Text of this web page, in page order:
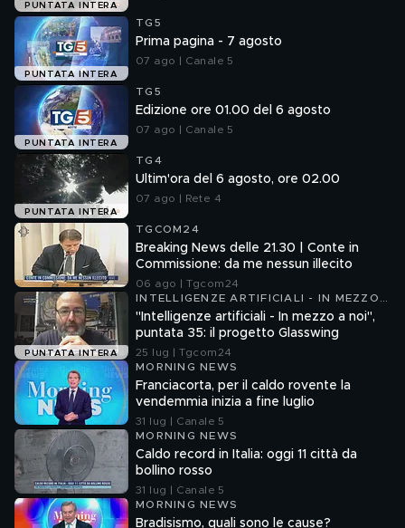
PUNTATA INTERA
PUNTATA INTERA
TG5
Prima pagina - 7 agosto
07 ago | Canale 5
PUNTATA INTERA
TG5
Edizione ore 01.00 del 6 agosto
07 ago | Canale 5
PUNTATA INTERA
TG4
Ultim'ora del 6 agosto, ore 02.00
07 ago | Rete 4
TGCOM24
Breaking News delle 21.30 | Conte in
Commissione: da me nessun illecito
06 ago | Tgcom24
PUNTATA INTERA
INTELLIGENZE ARTIFICIALI - IN MEZZO
A NOI
"Intelligenze artificiali - In mezzo a noi",
puntata 35: il progetto Glasswing
25 lug | Tgcom24
MORNING NEWS
Franciacorta, per il caldo rovente la
vendemmia inizia a fine luglio
31 lug | Canale 5
MORNING NEWS
Caldo record in Italia: oggi 11 città da
bollino rosso
31 lug | Canale 5
MORNING NEWS
Bradisismo, quali sono le cause?